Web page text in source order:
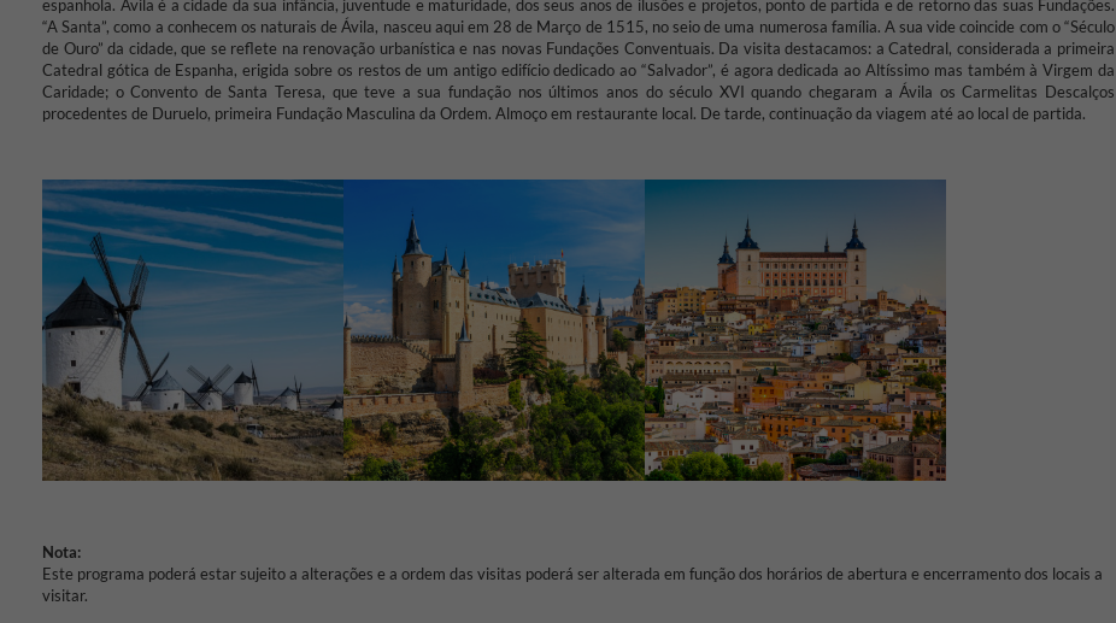
espanhola. Ávila é a cidade da sua infância, juventude e maturidade, dos seus anos de ilusões e projetos, ponto de partida e de retorno das suas Fundações.
“A Santa”, como a conhecem os naturais de Ávila, nasceu aqui em 28 de Março de 1515, no seio de uma numerosa família. A sua vide coincide com o “Século
de Ouro” da cidade, que se reflete na renovação urbanística e nas novas Fundações Conventuais. Da visita destacamos: a Catedral, considerada a primeira
Catedral gótica de Espanha, erigida sobre os restos de um antigo edifício dedicado ao “Salvador”, é agora dedicada ao Altíssimo mas também à Virgem da
Caridade; o Convento de Santa Teresa, que teve a sua fundação nos últimos anos do século XVI quando chegaram a Ávila os Carmelitas Descalços
procedentes de Duruelo, primeira Fundação Masculina da Ordem. Almoço em restaurante local. De tarde, continuação da viagem até ao local de partida.
Nota:
Este programa poderá estar sujeito a alterações e a ordem das visitas poderá ser alterada em função dos horários de abertura e encerramento dos locais a
visitar.